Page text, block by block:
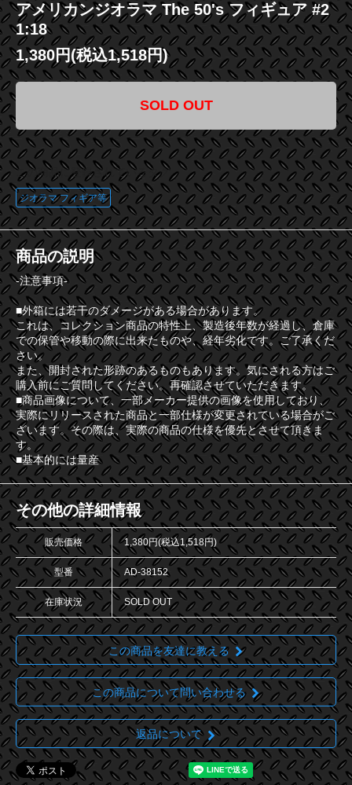
アメリカンジオラマ The 50's フィギュア #2
1:18
1,380円(税込1,518円)
SOLD OUT
この商品に登録されているタグ
ジオラマ フィギア等
商品の説明
-注意事項-
■外箱には若干のダメージがある場合があります。
これは、コレクション商品の特性上、製造後年数が経過し、倉庫
での保管や移動の際に出来たものや、経年劣化です。ご了承くだ
さい。
また、開封された形跡のあるものもあります。気にされる方はご
購入前にご質問してください。再確認させていただきます。
■商品画像について、一部メーカー提供の画像を使用しており、
実際にリリースされた商品と一部仕様が変更されている場合がご
ざいます。その際は、実際の商品の仕様を優先とさせて頂きま
す。
■基本的には量産
その他の詳細情報
販売価格 1,380円(税込1,518円)
型番 AD-38152
在庫状況 SOLD OUT
この商品を友達に教える
この商品について問い合わせる
返品について